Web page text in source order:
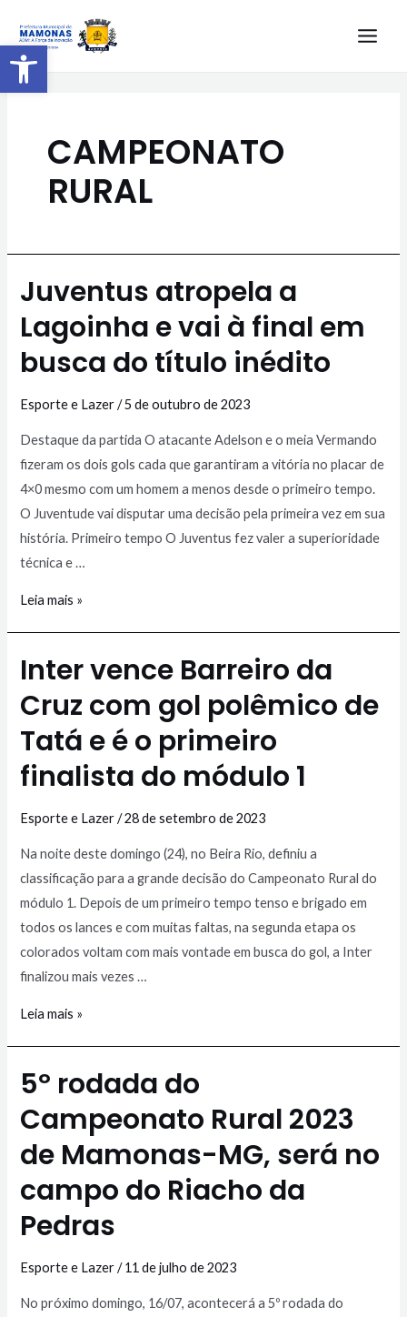
Barra de Ferramentas Aberta
CAMPEONATO
RURAL
Juventus atropela a
Lagoinha e vai à final em
busca do título inédito
Esporte e Lazer/5 de outubro de 2023
Destaque da partida O atacante Adelson e o meia Vermando
fizeram os dois gols cada que garantiram a vitória no placar de
4×0 mesmo com um homem a menos desde o primeiro tempo.
O Juventude vai disputar uma decisão pela primeira vez em sua
história. Primeiro tempo O Juventus fez valer a superioridade
técnica e …
Leia mais »
Inter vence Barreiro da
Cruz com gol polêmico de
Tatá e é o primeiro
finalista do módulo 1
Esporte e Lazer/28 de setembro de 2023
Na noite deste domingo (24), no Beira Rio, definiu a
classificação para a grande decisão do Campeonato Rural do
módulo 1. Depois de um primeiro tempo tenso e brigado em
todos os lances e com muitas faltas, na segunda etapa os
colorados voltam com mais vontade em busca do gol, a Inter
finalizou mais vezes …
Leia mais »
5º rodada do
Campeonato Rural 2023
de Mamonas-MG, será no
campo do Riacho da
Pedras
Esporte e Lazer/11 de julho de 2023
No próximo domingo, 16/07, acontecerá a 5º rodada do